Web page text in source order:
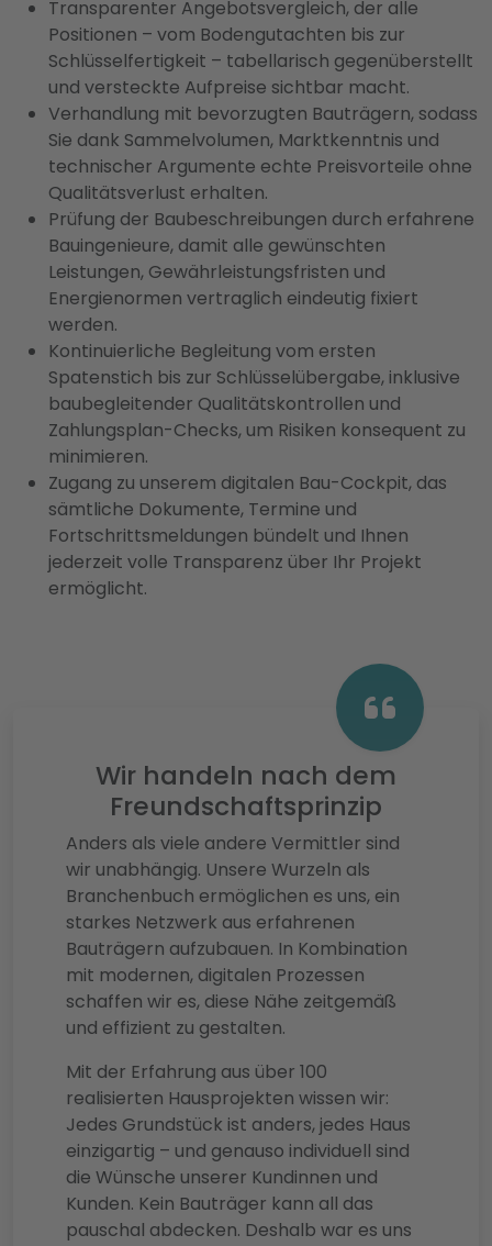
Transparenter Angebotsvergleich, der alle
Positionen – vom Bodengutachten bis zur
Schlüsselfertigkeit – tabellarisch gegenüberstellt
und versteckte Aufpreise sichtbar macht.
Verhandlung mit bevorzugten Bauträgern, sodass
Sie dank Sammelvolumen, Marktkenntnis und
technischer Argumente echte Preisvorteile ohne
Qualitätsverlust erhalten.
Prüfung der Baubeschreibungen durch erfahrene
Bauingenieure, damit alle gewünschten
Leistungen, Gewährleistungsfristen und
Energienormen vertraglich eindeutig fixiert
werden.
Kontinuierliche Begleitung vom ersten
Spatenstich bis zur Schlüsselübergabe, inklusive
baubegleitender Qualitätskontrollen und
Zahlungsplan-Checks, um Risiken konsequent zu
minimieren.
Zugang zu unserem digitalen Bau-Cockpit, das
sämtliche Dokumente, Termine und
Fortschrittsmeldungen bündelt und Ihnen
jederzeit volle Transparenz über Ihr Projekt
ermöglicht.
Wir handeln nach dem
Freundschaftsprinzip
Anders als viele andere Vermittler sind
wir unabhängig. Unsere Wurzeln als
Branchenbuch ermöglichen es uns, ein
starkes Netzwerk aus erfahrenen
Bauträgern aufzubauen. In Kombination
mit modernen, digitalen Prozessen
schaffen wir es, diese Nähe zeitgemäß
und effizient zu gestalten.
Mit der Erfahrung aus über 100
realisierten Hausprojekten wissen wir:
Jedes Grundstück ist anders, jedes Haus
einzigartig – und genauso individuell sind
die Wünsche unserer Kundinnen und
Kunden. Kein Bauträger kann all das
pauschal abdecken. Deshalb war es uns